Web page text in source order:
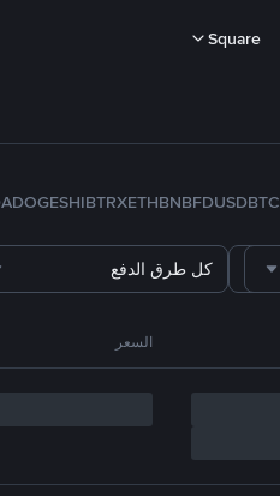
Square
BTC
FDUSD
BNB
ETH
TRX
SHIB
DOGE
كل طرق الدفع
السعر